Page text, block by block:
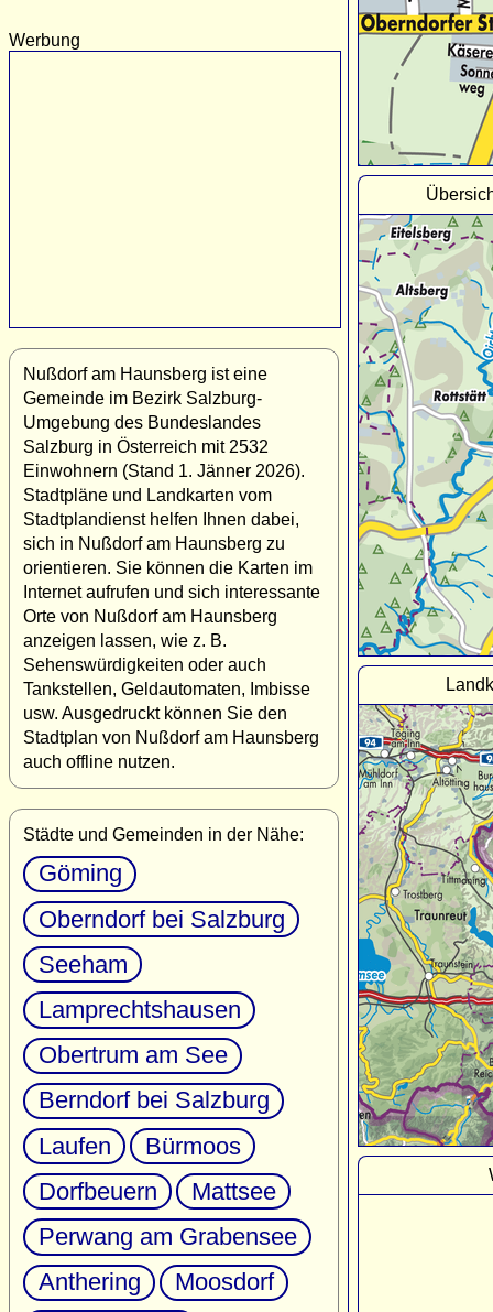
Werbung
Nußdorf am Haunsberg ist eine
Gemeinde im Bezirk Salzburg-
Umgebung des Bundeslandes
Salzburg in Österreich mit 2532
Einwohnern (Stand 1. Jänner 2026).
Stadtpläne und Landkarten vom
Stadtplandienst helfen Ihnen dabei,
sich in Nußdorf am Haunsberg zu
orientieren. Sie können die Karten im
Internet aufrufen und sich interessante
Orte von Nußdorf am Haunsberg
anzeigen lassen, wie z. B.
Sehenswürdigkeiten oder auch
Tankstellen, Geldautomaten, Imbisse
usw. Ausgedruckt können Sie den
Stadtplan von Nußdorf am Haunsberg
auch offline nutzen.
Städte und Gemeinden in der Nähe:
Göming
Oberndorf bei Salzburg
Seeham
Lamprechtshausen
Obertrum am See
Berndorf bei Salzburg
Laufen
Bürmoos
Dorfbeuern
Mattsee
Perwang am Grabensee
Anthering
Moosdorf